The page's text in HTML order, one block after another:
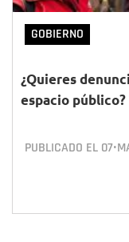
GOBIERNO
¿Quieres
espacio
PUBLICADO EL